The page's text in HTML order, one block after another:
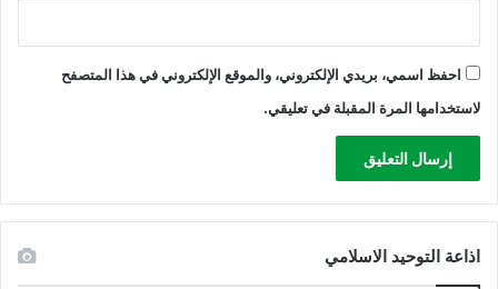
احفظ اسمي، بريدي الإلكتروني، والموقع الإلكتروني في هذا المتصفح
لاستخدامها المرة المقبلة في تعليقي.
اذاعة التوحيد الاسلامي